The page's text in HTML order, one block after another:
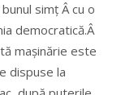
simț Â cu o
democratică.Â
mașinărie este
dispuse la